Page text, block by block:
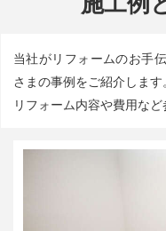
当社がリフォームのお手
さまの事例をご紹介します。
リフォーム内容や費用など